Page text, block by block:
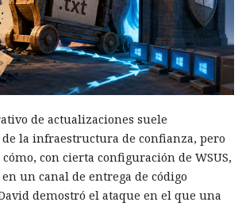
de actualizaciones suele
la infraestructura de confianza, pero
con cierta configuración de WSUS,
un canal de entrega de código
demostró el ataque en el que una